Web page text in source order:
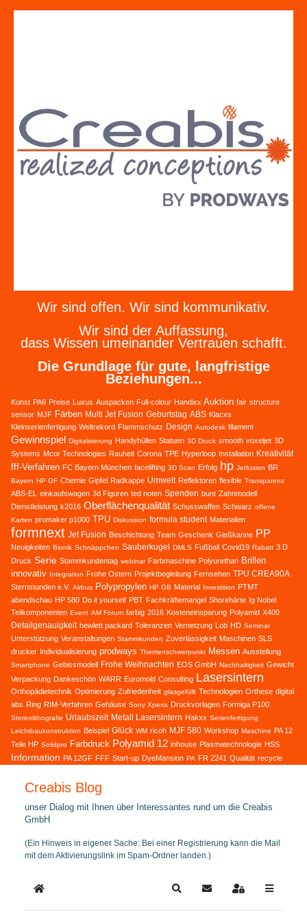
Wir sind offen. Wir sind kommunikativ.
Wir sind der Auffassung,
dass Wissen umeinander Vertrauen schafft.
Die Grundlage für gute, langfristige
Beziehungen...
Kunst PA6 Preise Luxus Auspacken Full-colour Handixx Auktion fair structure
sensor MJF Färben Multi Jet Fusion Geburtstag ABS Klacxs
Kleinserienfertigung Weltrekord Flammschutz Design Autodesk filament
Gewinnspiel Digitalisierung Handyhüllen Statuen 3D Druck smooth voxeljet 3D
Systems Mcor Technologies Rauheit Corona TPE Hyperloop Installation Kreativität
fff-Verfahren FC Bayern München facelifting 3D Scan Erfolg hp Jetfusion BR
Bayern HP GF Chemie Gipfel Radkappe Umwelt Reflektoren flexible Transparenz
ABS-EL einkaufswagen 3d Figuren ted noten Spenden bunt Zahnmodell
Dienstleistung k2016 Oberflächenqualität Schusswaffen Schwarz offene
Karten promaker p1000 TPU Diskussion formula student Materialien
formnext Jet Fusion Beschichtung Team Geschenk Gießkanne PP
Neuigkeiten Bionik Schnäppchen Sauberkugel DMLS Fußball Covid19 Rabatt 3 D
Druck Serie Stammkundentag webinar Farbmaschine Polyurethan Brillen
innovativ Integration Frohe Ostern Projektbegleitung Fernsehen TPU CREA90A
Sternstunden e.V. Airbus Polypropylen HP GB Material Investition PTMT
abendschau HP 580 Do it yourself PBT Fachkräftemangel Shorehärte Ig Nobel
Teilkomponenten Event AM Forum farbig 2016 Kosteneinsparung Polyamid X400
Detailgenauigkeit hewlett packard Toleranzen Vernetzung Lob HD Seminar
Unterstützung Veranstaltungen Stammkunden Zuverlässigkeit Maschinen SLS
drucker Individualisierung prodways Themenschwerpunkt Messen Ausstellung
Smartphone Gebissmodell Frohe Weihnachten EOS GmbH Nachhaltigkeit Gewicht
Verpackung Dankeschön WARR Euromold Consulting Lasersintern
Orthopädietechnik Optimierung Zufriedenheit glasgefüllt Technologien Orthese digital
abs Ring RIM-Verfahren Gehäuse Sony Xperia Druckvorlagen Formiga P100
Stereolithografie Urlaubszeit Metall Lasersintern Hakxx Serienfertigung
Leichtbaukonstruktion Beispiel Glück WM ricoh MJF 580 Workshop Maschine PA 12
Teile HP Solidpro Farbdruck Polyamid 12 inhouse Plasmatechnologie HSS
Information PA 12GF FFF Start-up DyeMansion PA FR 2241 Qualität recycle
Creabis Blog
unser Dialog mit Ihnen über Interessantes rund um die Creabis
GmbH
(Ein Hinweis in eigener Sache: Bei einer Registrierung kann die Mail
mit dem Aktivierungslink im Spam-Ordner landen.)
Home SearchUpdates abonnieren
Sign In